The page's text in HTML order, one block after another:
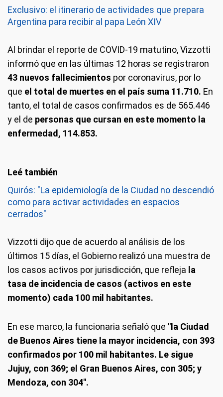
Exclusivo: el itinerario de actividades que prepara
Argentina para recibir al papa León XIV
Al brindar el reporte de COVID-19 matutino, Vizzotti
informó que en las últimas 12 horas se registraron
43 nuevos fallecimientos por coronavirus, por lo
que el total de muertes en el país suma 11.710. En
tanto, el total de casos confirmados es de 565.446
y el de personas que cursan en este momento la
enfermedad, 114.853.
Quirós: "La epidemiología de la Ciudad no descendió
como para activar actividades en espacios
cerrados"
Vizzotti dijo que de acuerdo al análisis de los
últimos 15 días, el Gobierno realizó una muestra de
los casos activos por jurisdicción, que refleja la
tasa de incidencia de casos (activos en este
momento) cada 100 mil habitantes.
En ese marco, la funcionaria señaló que "la Ciudad
de Buenos Aires tiene la mayor incidencia, con 393
confirmados por 100 mil habitantes. Le sigue
Jujuy, con 369; el Gran Buenos Aires, con 305; y
Mendoza, con 304".